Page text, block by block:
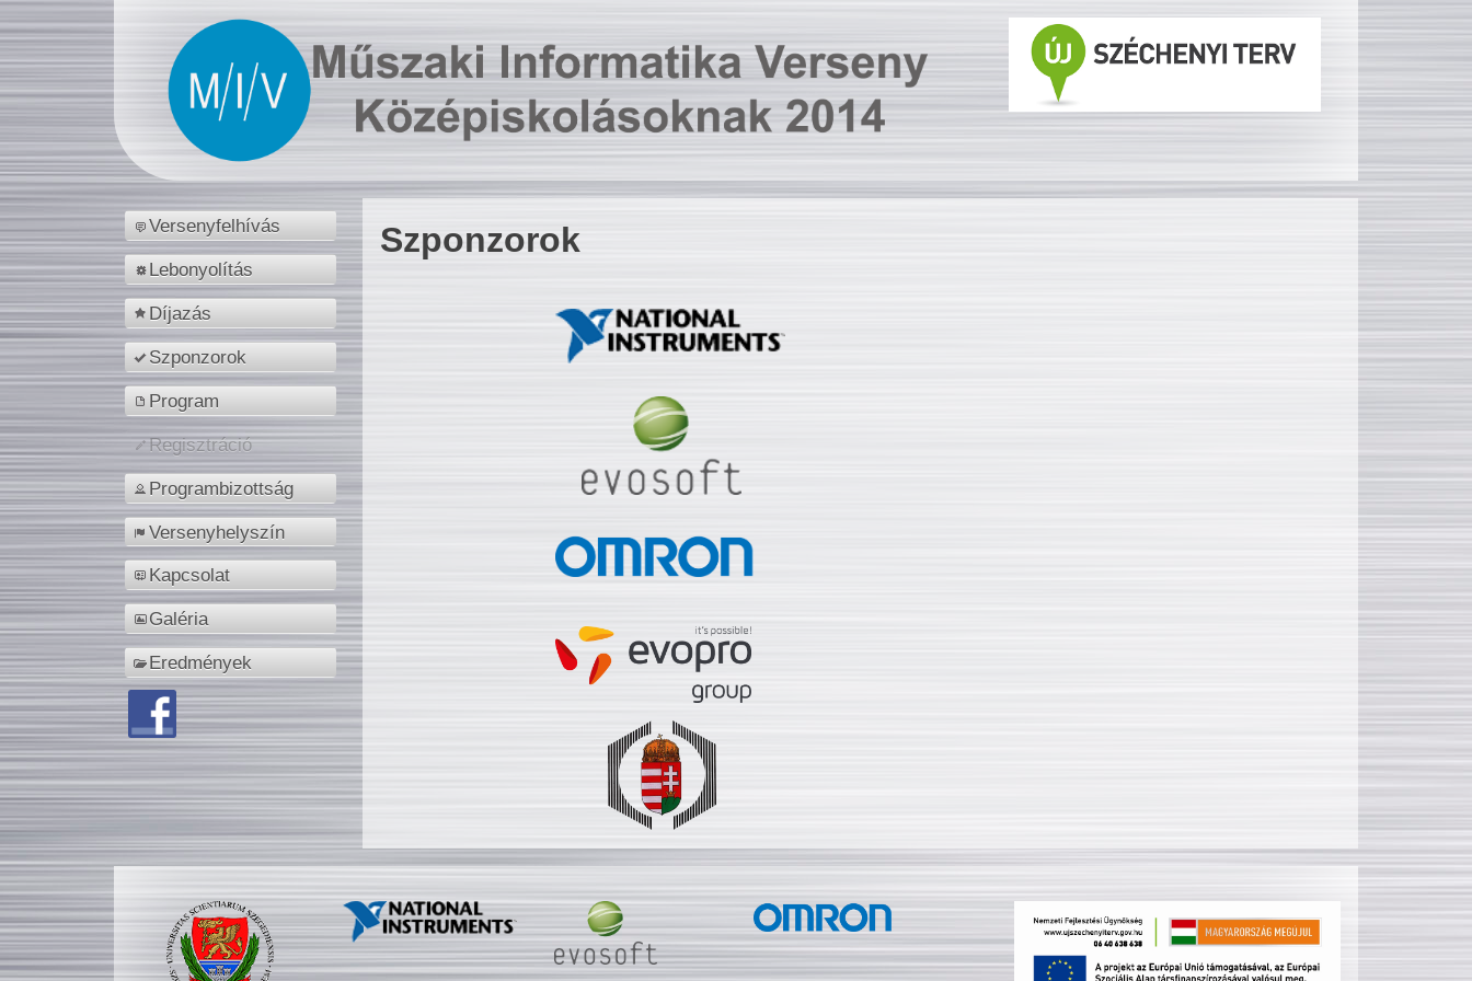
Versenyfelhívás
Lebonyolítás
Díjazás
Szponzorok
Program
Regisztráció
Programbizottság
Versenyhelyszín
Kapcsolat
Galéria
Eredmények
Szponzorok